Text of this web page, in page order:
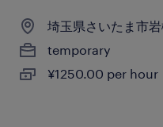
埼玉県さいたま市
temporary
¥1250.00 per hour